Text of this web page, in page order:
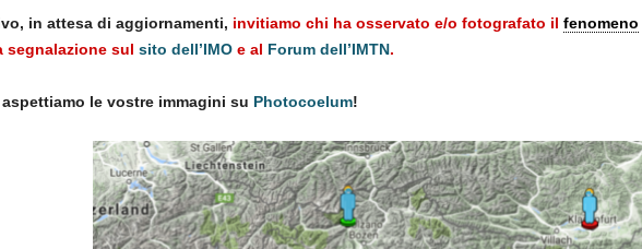
in attesa di aggiornamenti, invitiamo chi ha osservato e/o fotografato il fenomeno
segnalazione sul sito dell’IMOe al Forum dell’IMTN.
le vostre immagini su Photocoelum!